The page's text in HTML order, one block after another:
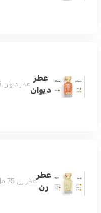
عطر
ديوان
عطر ديوان 75 مل لمسات التميز عطر يترك أثرك في المكان نفحات من الجمال عطر يمتلك حواسّك مناسب لكل الأذواق مكونات العطر الاناناس الباتشولي المسك
عطر
رن
عطر رن 75 مل عطر اللطافة والحنان رائحة المطر مناسب لكل الأذواق حتماً سيعجبك مكونات العطر البرتقال الماندرين الكمثرى الياسمين المسك خشب الصندل